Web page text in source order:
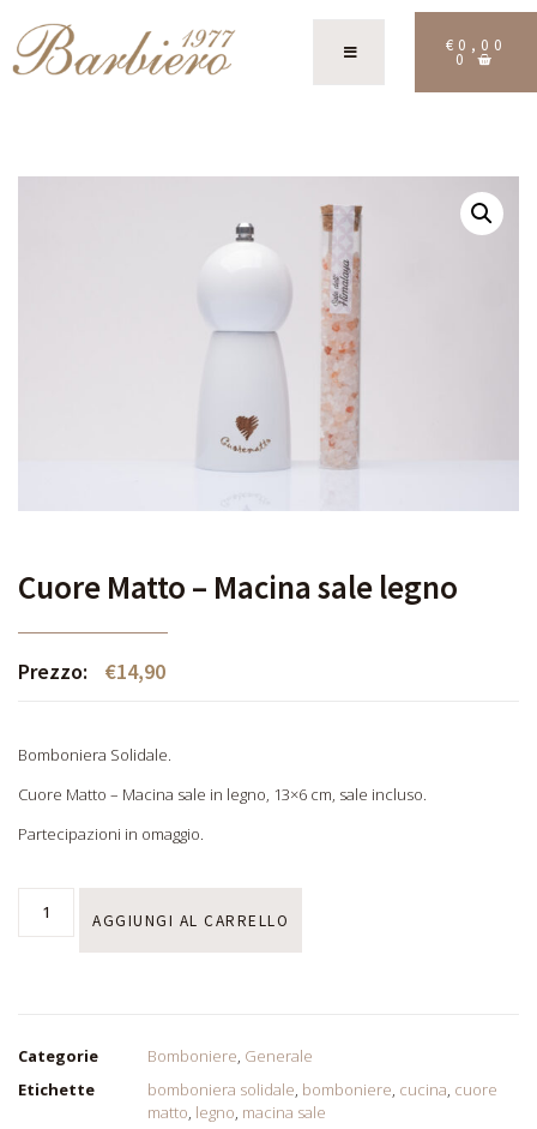
€ 0,00
0
Cuore Matto – Macina sale legno
Prezzo: €14,90
Bomboniera Solidale.
Cuore Matto – Macina sale in legno, 13×6 cm, sale incluso.
Partecipazioni in omaggio.
AGGIUNGI AL CARRELLO
Categorie Bomboniere, Generale
Etichette
bomboniera solidale, bomboniere, cucina, cuore
matto, legno, macina sale